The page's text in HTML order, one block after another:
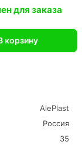
AlePlast
Россия
35
для заказа
корзину